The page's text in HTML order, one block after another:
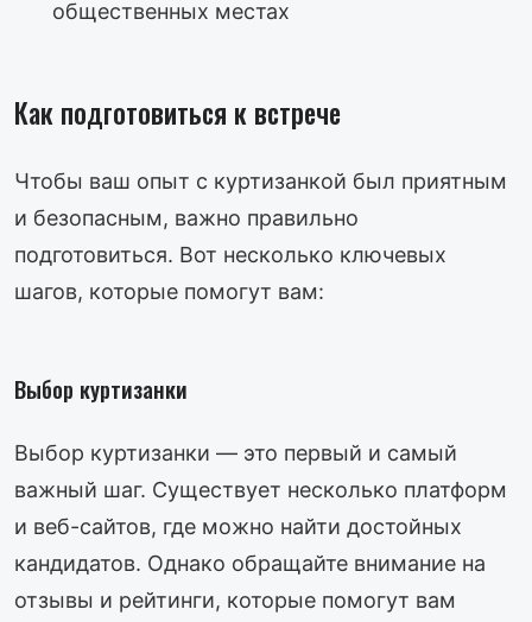
общественных местах
Как подготовиться к встрече
Чтобы ваш опыт с куртизанкой был приятным
и безопасным, важно правильно
подготовиться. Вот несколько ключевых
шагов, которые помогут вам:
Выбор куртизанки
Выбор куртизанки — это первый и самый
важный шаг. Существует несколько платформ
и веб-сайтов, где можно найти достойных
кандидатов. Однако обращайте внимание на
отзывы и рейтинги, которые помогут вам